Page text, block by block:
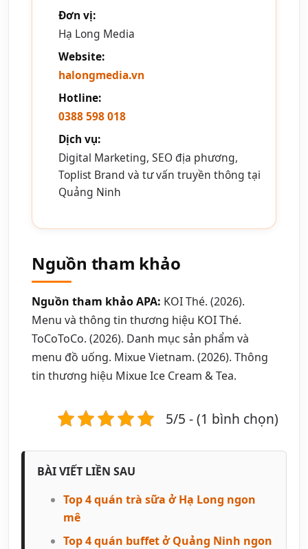
Đơn vị:
Hạ Long Media
Website:
halongmedia.vn
Hotline:
0388 598 018
Dịch vụ:
Digital Marketing, SEO địa phương,
Toplist Brand và tư vấn truyền thông tại
Quảng Ninh
Nguồn tham khảo
Nguồn tham khảo APA: KOI Thé. (2026).
Menu và thông tin thương hiệu KOI Thé.
ToCoToCo. (2026). Danh mục sản phẩm và
menu đồ uống. Mixue Vietnam. (2026). Thông
tin thương hiệu Mixue Ice Cream & Tea.
5/5 - (1 bình chọn)
BÀI VIẾT LIỀN SAU
Top 4 quán trà sữa ở Hạ Long ngon
mê
Top 4 quán buffet ở Quảng Ninh ngon